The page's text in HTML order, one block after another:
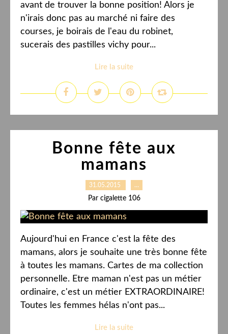
avant de trouver la bonne position! Alors je
n'irais donc pas au marché ni faire des
courses, je boirais de l'eau du robinet,
sucerais des pastilles vichy pour...
Lire la suite
Bonne fête aux
mamans
31.05.2015 …
Par cigalette 106
Aujourd'hui en France c'est la fête des
mamans, alors je souhaite une très bonne fête
à toutes les mamans. Cartes de ma collection
personnelle. Etre maman n'est pas un métier
ordinaire, c'est un métier EXTRAORDINAIRE!
Toutes les femmes hélas n'ont pas...
Lire la suite